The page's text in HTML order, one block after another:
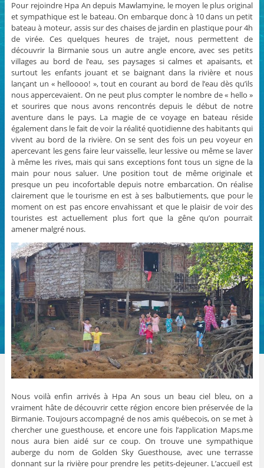
Pour rejoindre Hpa An depuis Mawlamyine, le moyen le plus original
et sympathique est le bateau. On embarque donc à 10 dans un petit
bateau à moteur, assis sur des chaises de jardin en plastique pour 4h
de virée. Ces quelques heures de trajet, nous permettent de
découvrir la Birmanie sous un autre angle encore, avec ses petits
villages au bord de l’eau, ses paysages si calmes et apaisants, et
surtout les enfants jouant et se baignant dans la rivière et nous
lançant un « helloooo! », tout en courant au bord de l’eau dès qu’ils
nous appercevaient. On ne peut plus compter le nombre de « hello »
et sourires que nous avons rencontrés depuis le début de notre
aventure dans le pays. La magie de ce voyage en bateau réside
également dans le fait de voir la réalité quotidienne des habitants qui
vivent au bord de la rivière. On se sent des fois un peu voyeur en
apercevant les gens faire leur vaisselle, leur lessive ou même se laver
à même les rives, mais qui sans exceptions font tous un signe de la
main pour nous saluer. Une position tout de même originale et
presque un peu incofortable depuis notre embarcation. On réalise
clairement que le tourisme en est à ses balbutiements, que pour le
moment on est pas encore envahissant et que le plaisir de voir des
touristes est actuellement plus fort que la gêne qu’on pourrait
amener malgré nous.
Nous voilà enfin arrivés à Hpa An sous un beau ciel bleu, on a
vraiment hâte de découvrir cette région encore bien préservée de la
Birmanie. Toujours accompagné de nos amis québecois, on se met à
chercher une guesthouse, et encore une fois l’application Maps.me
nous aura bien aidé sur ce coup. On trouve une sympathique
auberge du nom de Golden Sky Guesthouse, avec une terrasse
donnant sur la rivière pour prendre les petits-dejeuner. L’accueil est